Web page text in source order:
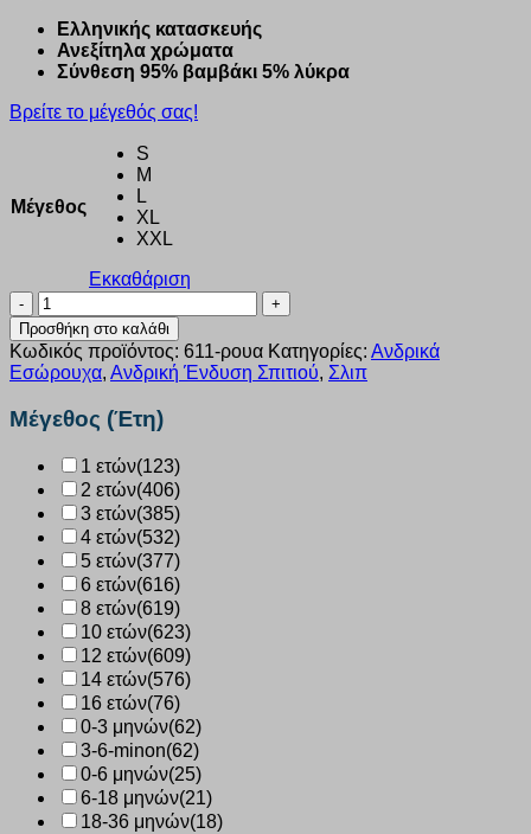
Ελληνικής κατασκευής
Ανεξίτηλα χρώματα
Σύνθεση 95% βαμβάκι 5% λύκρα
Βρείτε το μέγεθός σας!
Μέγεθος
S
M
L
XL
XXL
Εκκαθάριση
Σλιπ
Nina
Club
μαύρο
με
μπλε
λάστιχο
611
ποσότητα
Προσθήκη στο καλάθι
Κωδικός προϊόντος: 611-ρουα Κατηγορίες: Ανδρικά
Εσώρουχα, Ανδρική Ένδυση Σπιτιού, Σλιπ
Μέγεθος (Έτη)
1 ετών(123)
2 ετών(406)
3 ετών(385)
4 ετών(532)
5 ετών(377)
6 ετών(616)
8 ετών(619)
10 ετών(623)
12 ετών(609)
14 ετών(576)
16 ετών(76)
0-3 μηνών(62)
3-6-minon(62)
0-6 μηνών(25)
6-18 μηνών(21)
18-36 μηνών(18)